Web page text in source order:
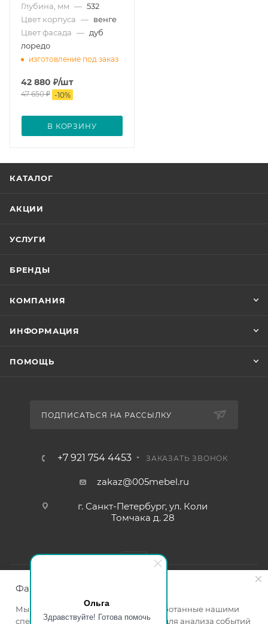
Ольга
Здравствуйте! Готова помочь
Глубина, мм — 532
Цвет корпуса — венге
Цвет фасада — дуб
лоредо
изготовление под заказ
42 880 ₽/шт
47 650₽ -10%
В КОРЗИНУ
КАТАЛОГ
АКЦИИ
УСЛУГИ
БРЕНДЫ
КОМПАНИЯ
ИНФОРМАЦИЯ
ПОМОЩЬ
ПОДПИСАТЬСЯ НА РАССЫЛКУ
+7 921 754 4453 ЗАКАЗАТЬ ЗВОНОК
zakaz@005mebel.ru
г. Санкт-Петербург, ул. Коли
Томчака д. 28
Файлы cookie
Мы используем файлы cookie, разработанные нашими
специалистами и третьими лицами, для анализа событий